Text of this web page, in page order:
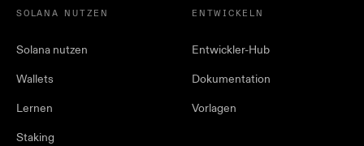
SOLANA NUTZEN
Solana nutzen
Wallets
Lernen
Staking
ENTWICKELN
Entwickler-Hub
Dokumentation
Vorlagen